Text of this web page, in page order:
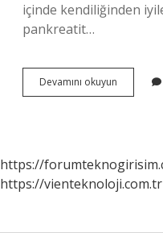
içinde kendiliğinden
pankreatit…
Devamını okuyun Pankreas
https://
https://vienteknoloji.com.tr